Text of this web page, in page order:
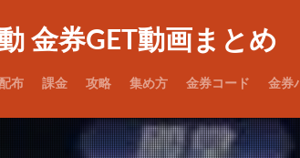
金券GET動画まとめ
配布 課金 攻略 集め方 金券コード 金券